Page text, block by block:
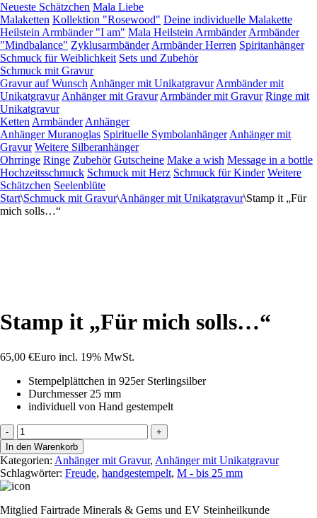
Neueste Schätzchen Mala Liebe
Malaketten Kollektion "Rosewood" Deine individuelle Malakette
Heilstein Armbänder "I am" Mala Heilstein Armbänder Armbänder
"Mindbalance" Zyklusarmbänder Armbänder Herren Spiritanhänger
Schmuck für Weiblichkeit Sets und Zubehör
Schmuck mit Gravur
Gravur auf Wunsch Anhänger mit Unikatgravur Armbänder mit
Unikatgravur Anhänger mit Gravur Armbänder mit Gravur Ringe mit
Unikatgravur
Ketten Armbänder Anhänger
Anhänger Muranoglas Spirituelle Symbolanhänger Anhänger mit
Gravur Weitere Silberanhänger
Ohrringe Ringe Zubehör Gutscheine Make a wish Message in a bottle
Hochzeitsschmuck Schmuck mit Herz Schmuck für Kinder Weitere
Schätzchen Seelenblüte
Start\Schmuck mit Gravur\Anhänger mit Unikatgravur\Stamp it „Für
mich solls…“
Stamp it „Für mich solls…“
65,00 €Euro incl. 19% MwSt.
Stempelplättchen in 925er Sterlingsilber
Durchmesser 25 mm
individuell von Hand gestempelt
-
Stamp
it
"Für
mich
solls..."
Menge
+
In den Warenkorb
Kategorien: Anhänger mit Gravur, Anhänger mit Unikatgravur
Schlagwörter: Freude, handgestempelt, M - bis 25 mm
Mitglied Fairtrade Minerals & Gems und EV Steinheilkunde